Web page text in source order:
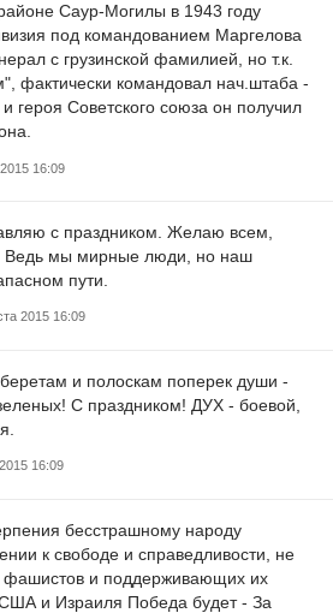
Саур-Могилы в 1943 году
под командованием Маргелова
с грузинской фамилией, но т.к.
фактически командовал нач.штаба -
героя Советского союза он получил
16:09
с праздником. Желаю всем,
Ведь мы мирные люди, но наш
пути.
2015 16:09
и полоскам поперек души -
С праздником! ДУХ - боевой,
16:09
бесстрашному народу
к свободе и справедливости, не
фашистов и поддерживающих их
и Израиля Победа будет - За